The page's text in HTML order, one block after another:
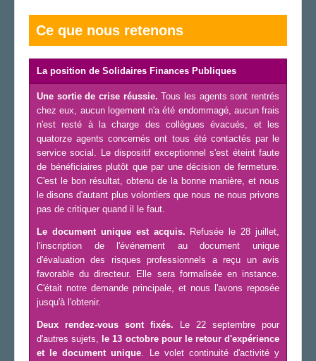
Ce que nous retenons
La position de Solidaires Finances Publiques
Une sortie de crise réussie. Tous les agents sont rentrés
chez eux, aucun logement n'a été endommagé, aucun frais
n'est resté à la charge des collègues évacués, et les
quatorze agents concernés ont tous été contactés par le
service social. Le dispositif exceptionnel s'est éteint faute
de bénéficiaires plutôt que par une décision de fermeture.
C'est le bon résultat, obtenu de la bonne manière, et nous
le disons d'autant plus volontiers que nous ne nous privons
pas de critiquer quand il le faut.
Le document unique est acquis. Refusée le 28 juillet,
l'inscription de l'événement au document unique
d'évaluation des risques professionnels a reçu un avis
favorable du directeur. Elle sera formalisée en instance.
C'était notre demande principale, et nous l'avons reposée
jusqu'à l'obtenir.
Deux rendez-vous sont fixés. Le 22 septembre pour
d'autres sujets, le 13 octobre pour le retour d'expérience
et le document unique. Le volet continuité d'activité y